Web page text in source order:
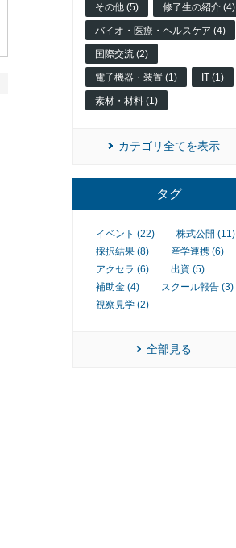
その他 (5) 修了生の紹介 (4)
バイオ・医療・ヘルスケア (4)
国際交流 (2)
電子機器・装置 (1) IT (1)
素材・材料 (1)
カテゴリ全てを表示
タグ
イベント (22)
株式公開 (11)
採択結果 (8)
産学連携 (6)
アクセラ (6)
出資 (5)
補助金 (4)
スクール報告 (3)
視察見学 (2)
全部見る